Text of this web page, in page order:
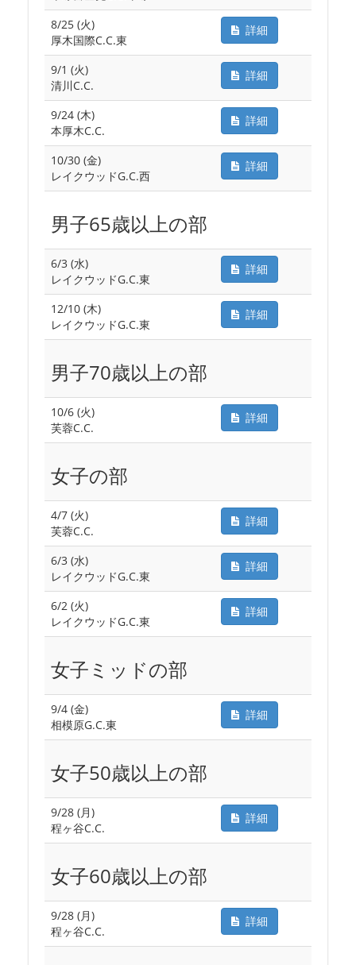
8/25 (火)
厚木国際C.C.東
詳細
9/1 (火)
清川C.C.
詳細
9/24 (木)
本厚木C.C.
詳細
10/30 (金)
レイクウッドG.C.西
詳細
男子65歳以上の部
6/3 (水)
レイクウッドG.C.東
詳細
12/10 (木)
レイクウッドG.C.東
詳細
男子70歳以上の部
10/6 (火)
芙蓉C.C.
詳細
女子の部
4/7 (火)
芙蓉C.C.
詳細
6/3 (水)
レイクウッドG.C.東
詳細
6/2 (火)
レイクウッドG.C.東
詳細
女子ミッドの部
9/4 (金)
相模原G.C.東
詳細
女子50歳以上の部
9/28 (月)
程ヶ谷C.C.
詳細
女子60歳以上の部
9/28 (月)
程ヶ谷C.C.
詳細